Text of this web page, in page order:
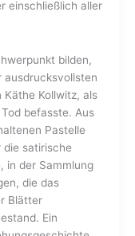
einschließlich aller
bilden,
ausdrucksvollsten
Kollwitz, als
befasste. Aus
Pastelle
die satirische
in der Sammlung
die das
Blätter
Ein